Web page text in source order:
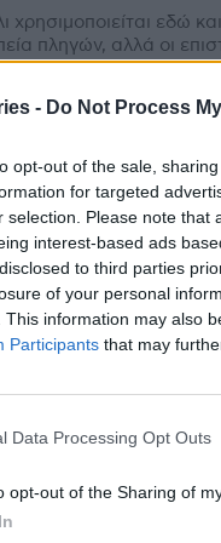
- Do Not Process
opt-out of the sale,
for targeted
selection. Please note
interest-based ads
to third parties
of your personal
This information may also
Participants that may
Data Processing Opt Outs
opt-out of the Sharing of
χρησιμοποιείται εδώ
πληγών, αλλά οι
εναλλακτικών
του
Σύλλογος Αθηνών
Δημόσιας Υγείας, για
του ανώτερου
– Η
αναπνευστικοί ιοί,
που έχει φέρει σε